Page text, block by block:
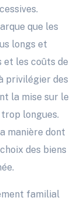
que les
longs et
et les coûts de
privilégier des
la mise sur le
longues.
manière dont
des biens
familial